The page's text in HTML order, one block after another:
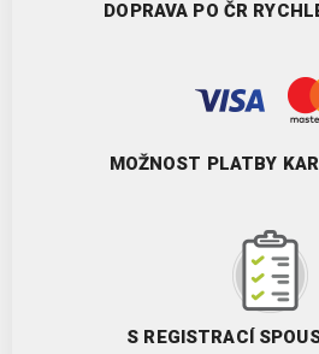
DOPRAVA PO ČR
MOŽNOST PLATBY
S REGISTRACÍ